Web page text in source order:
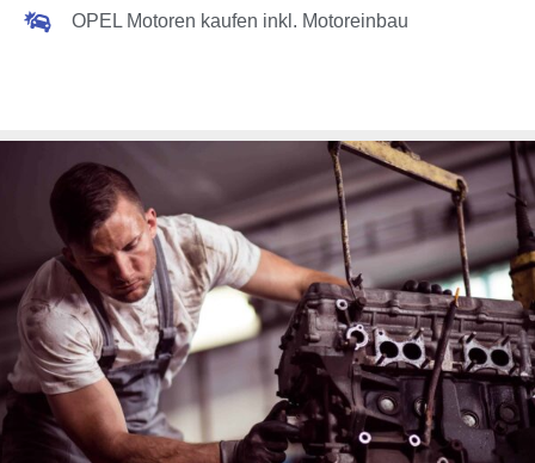
OPEL Motoren kaufen inkl. Motoreinbau